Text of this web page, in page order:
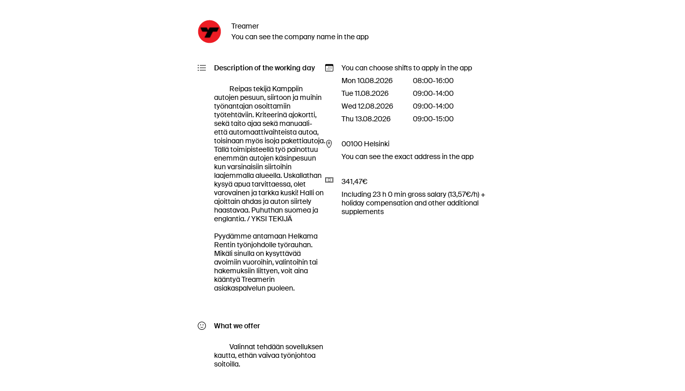
Treamer
You can see the company name in the app
Description of the working day
autojen pesuun, siirtoon ja muihin
työnantajan osoittamiin
työtehtäviin. Kriteerinä ajokortti,
sekä taito ajaa sekä manuaali-
että automaattivaihteista autoa,
toisinaan myös isoja pakettiautoja.
Tällä toimipisteellä työ painottuu
enemmän autojen käsinpesuun
kun varsinaisiin siirtoihin
laajemmalla alueella. Uskallathan
kysyä apua tarvittaessa, olet
varovainen ja tarkka kuski! Halli on
ajoittain ahdas ja auton siirtely
haastavaa. Puhuthan suomea ja
englantia. / YKSI TEKIJÄ
Pyydämme antamaan Helkama
Rentin työnjohdolle työrauhan.
Mikäli sinulla on kysyttävää
avoimiin vuoroihin, valintoihin tai
hakemuksiin liittyen, voit aina
kääntyä Treamerin
asiakaspalvelun puoleen.
What we offer
kautta, ethän vaivaa työnjohtoa
soitoilla.
You can choose shifts to apply in the app
Mon 10.08.2026
08:00-16:00
Tue 11.08.2026
09:00-14:00
Wed 12.08.2026
09:00-14:00
Thu 13.08.2026
09:00-15:00
00100 Helsinki
You can see the exact address in the app
341,47€
Including 23 h 0 min gross salary (13,57€/h) +
holiday compensation and other additional
supplements